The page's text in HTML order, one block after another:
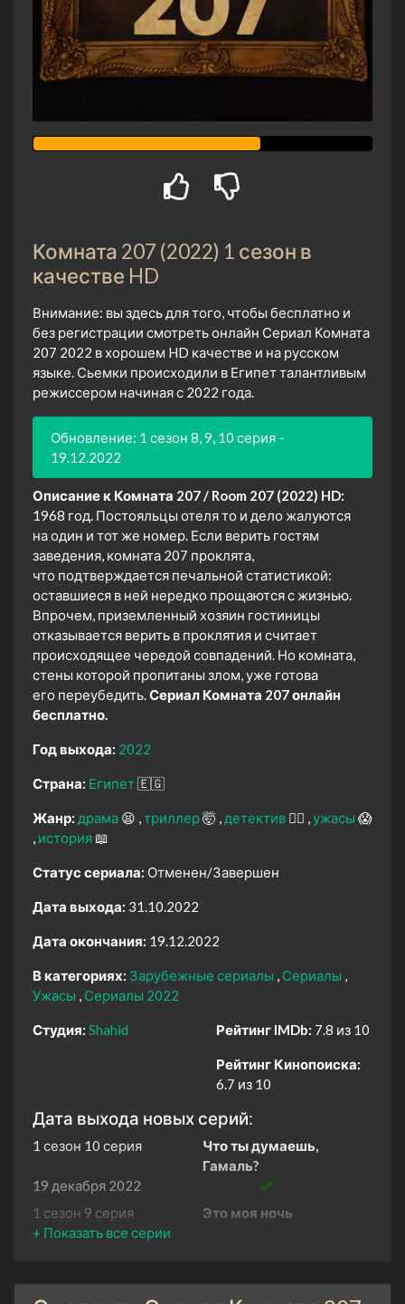
Комната 207 (2022) 1 сезон в
качестве HD
Внимание: вы здесь для того, чтобы бесплатно и
без регистрации смотреть онлайн Сериал Комната
207 2022 в хорошем HD качестве и на русском
языке. Сьемки происходили в Египет талантливым
режиссером начиная с 2022 года.
Обновление: 1 сезон 8, 9, 10 серия -
19.12.2022
Описание к Комната 207 / Room 207 (2022) HD:
1968 год. Постояльцы отеля то и дело жалуются
на один и тот же номер. Если верить гостям
заведения, комната 207 проклята,
что подтверждается печальной статистикой:
оставшиеся в ней нередко прощаются с жизнью.
Впрочем, приземленный хозяин гостиницы
отказывается верить в проклятия и считает
происходящее чередой совпадений. Но комната,
стены которой пропитаны злом, уже готова
его переубедить.Сериал Комната 207 онлайн
бесплатно.
Год выхода: 2022
Страна: Египет🇪🇬
Жанр: драма 😫 триллер🤯 детектив 🕵️‍♂️ ужасы 😱
история 📖
Статус сериала: Отменен/Завершен
Дата выхода: 31.10.2022
Дата окончания: 19.12.2022
В категориях: Зарубежные сериалы
Сериалы
Ужасы
Сериалы 2022
Студия: Shahid Рейтинг IMDb: 7.8 из 10
Рейтинг Кинопоиска:
6.7 из 10
Дата выхода новых серий:
1 сезон 10 серия
Что ты думаешь,
Гамаль?
19 декабря 2022
1 сезон 9 серия
Это моя ночь
12 декабря 2022